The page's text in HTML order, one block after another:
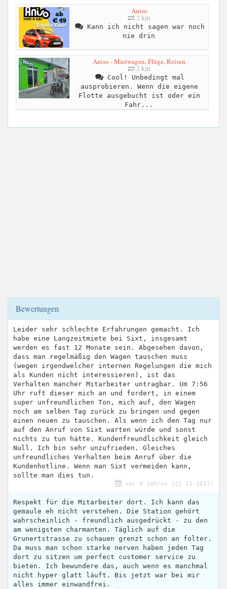
Aniso
2 km
Kann ich nicht sagen war noch
nie drin
Aniso - Mietwagen, Flüge, Reisen
2 km
Cool! Unbedingt mal
ausprobieren. Wenn die eigene
Flotte ausgebucht ist oder ein
Fahr...
Bewertungen
Leider sehr schlechte Erfahrungen gemacht. Ich
habe eine Langzeitmiete bei Sixt, insgesamt
werden es fast 12 Monate sein. Abgesehen davon,
dass man regelmäßig den Wagen tauschen muss
(wegen irgendwelcher internen Regelungen die mich
als Kunden nicht interessieren), ist das
Verhalten mancher Mitarbeiter untragbar. Um 7:56
Uhr ruft dieser mich an und fordert, in einem
super unfreundlichen Ton, mich auf, den Wagen
noch am selben Tag zurück zu bringen und gegen
einen neuen zu tauschen. Als wenn ich den Tag nur
auf den Anruf von Sixt warten würde und sonst
nichts zu tun hätte. Kundenfreundlichkeit gleich
Null. Ich bin sehr unzufrieden. Gleiches
unfreundliches Verhalten beim Anruf über die
Kundenhotline. Wenn man Sixt vermeiden kann,
sollte man dies tun.
vor 9 jahren (21-11-2017)
Respekt für die Mitarbeiter dort. Ich kann das
gemaule eh nicht verstehen. Die Station gehört
wahrscheinlich - freundlich ausgedrückt - zu den
am wenigsten charmanten. Täglich auf die
Grunertstrasse zu schauen grenzt schon an folter.
Da muss man schon starke nerven haben jeden Tag
dort zu sitzen um perfect customer service zu
bieten. Ich bewundere das, auch wenn es manchmal
nicht hyper glatt läuft. Bis jetzt war bei mir
alles immer einwandfrei.